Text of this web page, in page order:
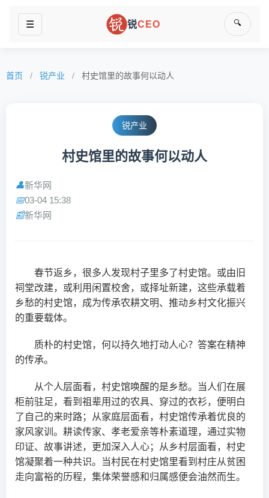
☰ 锐CEO 🔍
首页 / 锐产业 / 村史馆里的故事何以动人
锐产业
村史馆里的故事何以动人
👤新华网
📅03-04 15:38
📰新华网
春节返乡，很多人发现村子里多了村史馆。或由旧
祠堂改建，或利用闲置校舍，或择址新建，这些承载着
乡愁的村史馆，成为传承农耕文明、推动乡村文化振兴
的重要载体。
质朴的村史馆，何以持久地打动人心？答案在精神
的传承。
从个人层面看，村史馆唤醒的是乡愁。当人们在展
柜前驻足，看到祖辈用过的农具、穿过的衣衫，便明白
了自己的来时路；从家庭层面看，村史馆传承着优良的
家风家训。耕读传家、孝老爱亲等朴素道理，通过实物
印证、故事讲述，更加深入人心；从乡村层面看，村史
馆凝聚着一种共识。当村民在村史馆里看到村庄从贫困
走向富裕的历程，集体荣誉感和归属感便会油然而生。